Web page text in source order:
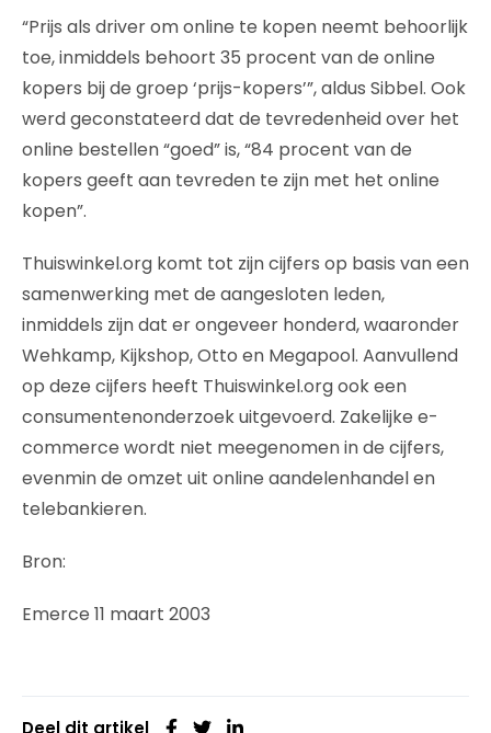
“Prijs als driver om online te kopen neemt behoorlijk
toe, inmiddels behoort 35 procent van de online
kopers bij de groep ‘prijs-kopers’”, aldus Sibbel. Ook
werd geconstateerd dat de tevredenheid over het
online bestellen “goed” is, “84 procent van de
kopers geeft aan tevreden te zijn met het online
kopen”.
Thuiswinkel.org komt tot zijn cijfers op basis van een
samenwerking met de aangesloten leden,
inmiddels zijn dat er ongeveer honderd, waaronder
Wehkamp, Kijkshop, Otto en Megapool. Aanvullend
op deze cijfers heeft Thuiswinkel.org ook een
consumentenonderzoek uitgevoerd. Zakelijke e-
commerce wordt niet meegenomen in de cijfers,
evenmin de omzet uit online aandelenhandel en
telebankieren.
Bron:
Emerce 11 maart 2003
Deel dit artikel